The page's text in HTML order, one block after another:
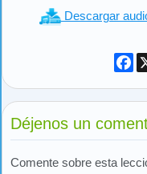
Descargar
Déjenos un
Comente sobre esta